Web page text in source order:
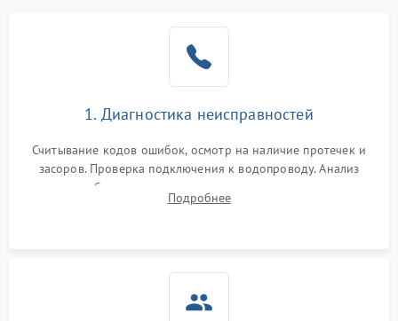
Проблемы с1. Диагностика неисправностей
Считывание кодов ошибок, осмотр на наличие протечек и
засоров. Проверка подключения к водопроводу. Анализ
жалоб на отсутствие слива, нагрева, вращения
разбрызгивателей или срабатывание системы защиты
Подробнее